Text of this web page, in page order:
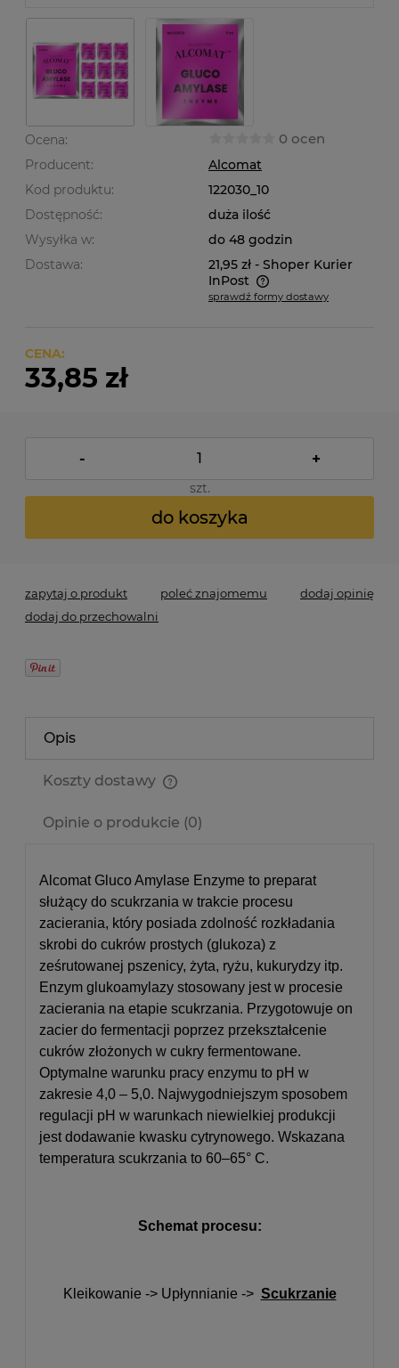
Ocena: 0 ocen
Producent:
Alcomat
Kod produktu:
122030_10
Dostępność:
duża ilość
Wysyłka w:
do 48 godzin
Dostawa:
21,95 zł - Shoper Kurier
InPost
Cena nie zawiera ewentualnych kosztów płatności
sprawdź formy dostawy
CENA:
33,85 zł
- +
szt.
do koszyka
zapytaj o produkt poleć znajomemu
dodaj opinię
dodaj do przechowalni
Opis
Koszty dostawy
Opinie o produkcie (0)
Alcomat Gluco Amylase Enzyme to preparat
służący do scukrzania w trakcie procesu
zacierania, który posiada zdolność rozkładania
skrobi do cukrów prostych (glukoza) z
ześrutowanej pszenicy, żyta, ryżu, kukurydzy itp.
Enzym glukoamylazy stosowany jest w procesie
zacierania na etapie scukrzania. Przygotowuje on
zacier do fermentacji poprzez przekształcenie
cukrów złożonych w cukry fermentowane.
Optymalne warunku pracy enzymu to pH w
zakresie 4,0 – 5,0. Najwygodniejszym sposobem
regulacji pH w warunkach niewielkiej produkcji
jest dodawanie kwasku cytrynowego. Wskazana
temperatura scukrzania to 60–65° C.
Schemat procesu:
Kleikowanie -> Upłynnianie -> Scukrzanie